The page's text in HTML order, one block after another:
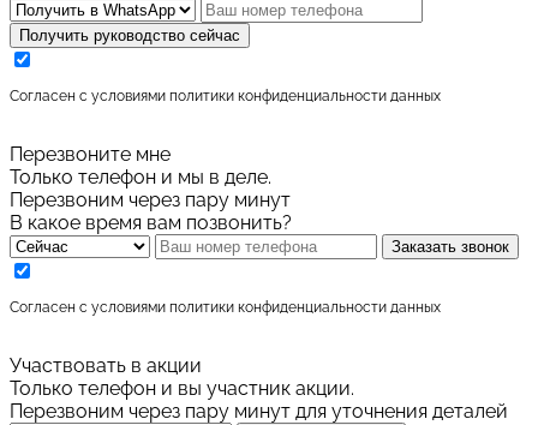
Получить руководство сейчас
Cогласен с условиями политики конфиденциальности данных
Перезвоните мне
Только телефон и мы в деле.
Перезвоним через пару минут
В какое время вам позвонить?
Заказать звонок
Cогласен с условиями политики конфиденциальности данных
Участвовать в акции
Только телефон и вы участник акции.
Перезвоним через пару минут для уточнения деталей